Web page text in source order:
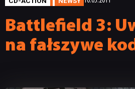
Battlefield 3:
na fałszywe